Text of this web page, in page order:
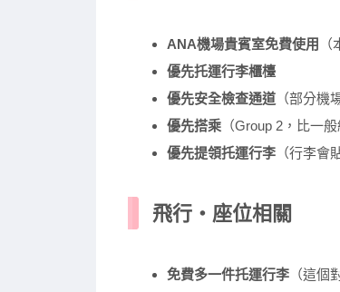
ANA機場貴賓室免費使用
優先托運行李櫃檯
優先安全檢查通道 （部分機
優先搭乘 （Group 2，比一
優先提領托運行李 （行李會
飛行・座位相關
免費多一件托運行李 （這個